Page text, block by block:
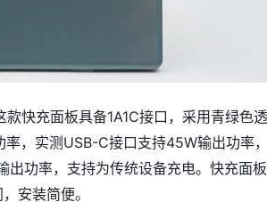
快充面板具备1A1C接口，采用青绿色
，实测USB-C接口支持45W输出功率
出功率，支持为传统设备充电。快充面
安装简便。